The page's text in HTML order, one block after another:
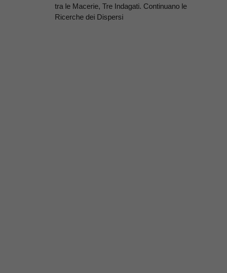
tra le Macerie, Tre Indagati. Continuano le
Ricerche dei Dispersi